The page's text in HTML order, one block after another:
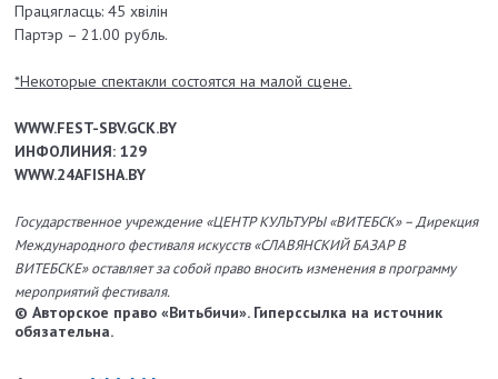
Працягласць: 45 хвілін
Партэр – 21.00 рубль.
*Некоторые спектакли состоятся на малой сцене.
WWW.FEST-SBV.GCK.BY
ИНФОЛИНИЯ: 129
WWW.24AFISHA.BY
Государственное учреждение «ЦЕНТР КУЛЬТУРЫ «ВИТЕБСК» – Дирекция
Международного фестиваля искусств «СЛАВЯНСКИЙ БАЗАР В
ВИТЕБСКЕ» оставляет за собой право вносить изменения в программу
мероприятий фестиваля.
© Авторское право «Витьбичи». Гиперссылка на источник
обязательна.